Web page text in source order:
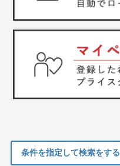
条件を指定して検索をする